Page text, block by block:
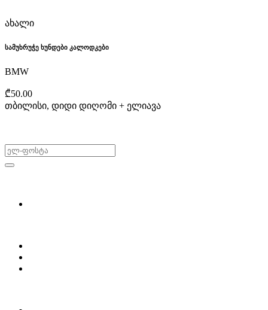
ახალი
სამუხრუჭე ხუნდები კალოდკები
BMW
₾50.00
თბილისი, დიდი დიღომი + ელიავა